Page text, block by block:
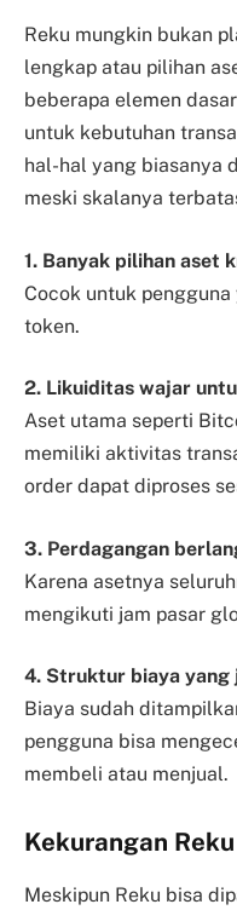
Reku mungkin bukan
lengkap atau pilihan
beberapa elemen
untuk kebutuhan
hal-hal yang biasanya
meski skalanya
1. Banyak pilihan aset
Cocok untuk
token.
2. Likuiditas wajar
Aset utama seperti
memiliki aktivitas
order dapat diproses
3. Perdagangan
Karena asetnya
mengikuti jam pasar
4. Struktur biaya yang
Biaya sudah
pengguna bisa
membeli atau menjual.
Kekurangan Reku
Meskipun Reku bisa